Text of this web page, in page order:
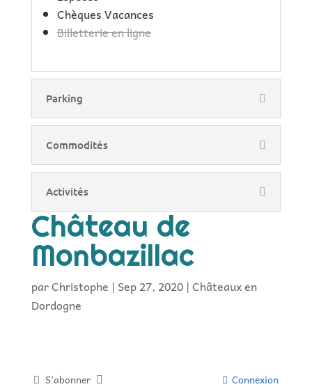
Chèques Vacances
Billetterie en ligne
Parking
Commodités
Activités
Château de
Monbazillac
parChristophe | Sep 27, 2020|Châteaux en
Dordogne
S’abonner Connexion